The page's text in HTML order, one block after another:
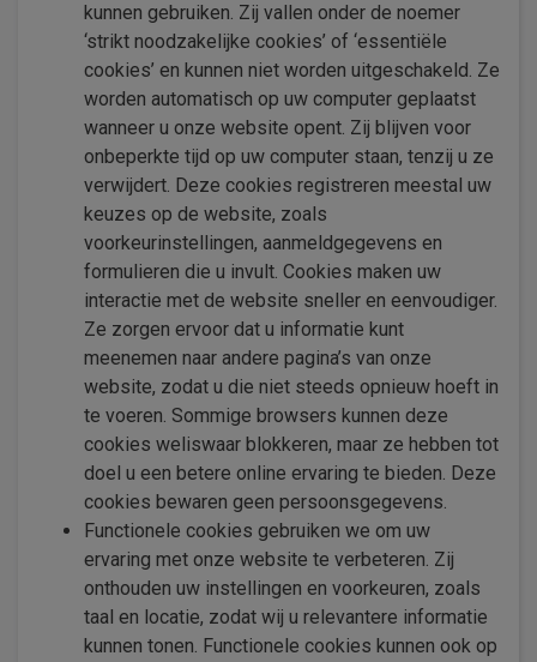
kunnen gebruiken. Zij vallen onder de noemer
‘strikt noodzakelijke cookies’ of ‘essentiële
cookies’ en kunnen niet worden uitgeschakeld. Ze
worden automatisch op uw computer geplaatst
wanneer u onze website opent. Zij blijven voor
onbeperkte tijd op uw computer staan, tenzij u ze
verwijdert. Deze cookies registreren meestal uw
keuzes op de website, zoals
voorkeurinstellingen, aanmeldgegevens en
formulieren die u invult. Cookies maken uw
interactie met de website sneller en eenvoudiger.
Ze zorgen ervoor dat u informatie kunt
meenemen naar andere pagina’s van onze
website, zodat u die niet steeds opnieuw hoeft in
te voeren. Sommige browsers kunnen deze
cookies weliswaar blokkeren, maar ze hebben tot
doel u een betere online ervaring te bieden. Deze
cookies bewaren geen persoonsgegevens.
Functionele cookies gebruiken we om uw
ervaring met onze website te verbeteren. Zij
onthouden uw instellingen en voorkeuren, zoals
taal en locatie, zodat wij u relevantere informatie
kunnen tonen. Functionele cookies kunnen ook op